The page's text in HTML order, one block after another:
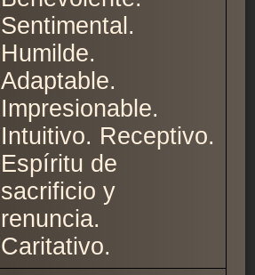
Sentimental.
Humilde.
Adaptable.
Impresionable.
Intuitivo. Receptivo.
Espíritu de
sacrificio y
renuncia.
Caritativo.